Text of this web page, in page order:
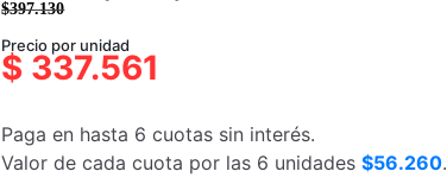
$397.130
precio
original
$397.130.
precio
actual
$337.561.
Precio por unidad
$ 337.561
Paga en hasta 6 cuotas sin interés.
Valor de cada cuota por las 6 unidades$56.260.